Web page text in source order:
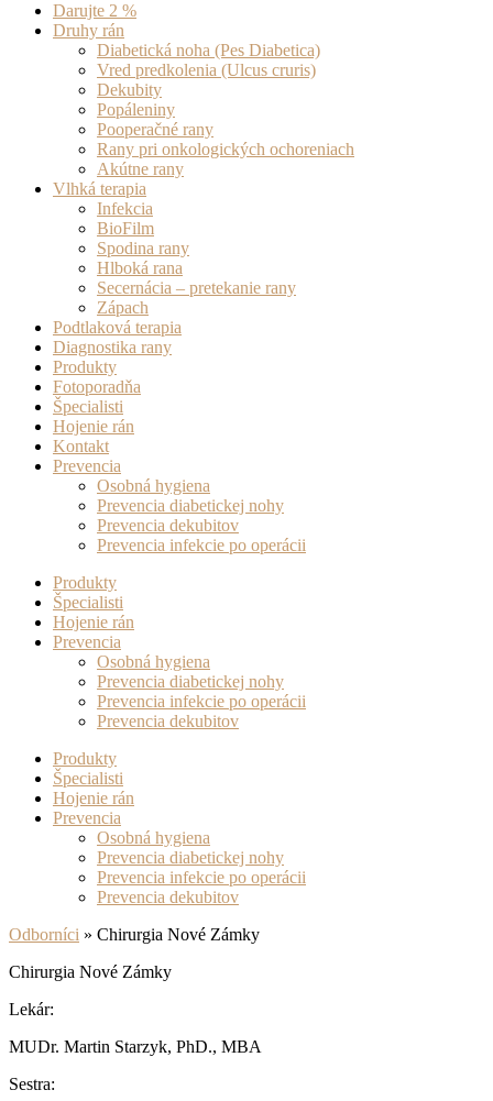
Darujte 2 %
Druhy rán
Diabetická noha (Pes Diabetica)
Vred predkolenia (Ulcus cruris)
Dekubity
Popáleniny
Pooperačné rany
Rany pri onkologických ochoreniach
Akútne rany
Vlhká terapia
Infekcia
BioFilm
Spodina rany
Hlboká rana
Secernácia – pretekanie rany
Zápach
Podtlaková terapia
Diagnostika rany
Produkty
Fotoporadňa
Špecialisti
Hojenie rán
Kontakt
Prevencia
Osobná hygiena
Prevencia diabetickej nohy
Prevencia dekubitov
Prevencia infekcie po operácii
Produkty
Špecialisti
Hojenie rán
Prevencia
Osobná hygiena
Prevencia diabetickej nohy
Prevencia infekcie po operácii
Prevencia dekubitov
Produkty
Špecialisti
Hojenie rán
Prevencia
Osobná hygiena
Prevencia diabetickej nohy
Prevencia infekcie po operácii
Prevencia dekubitov
Odborníci » Chirurgia Nové Zámky
Chirurgia Nové Zámky
Lekár:
MUDr. Martin Starzyk, PhD., MBA
Sestra: